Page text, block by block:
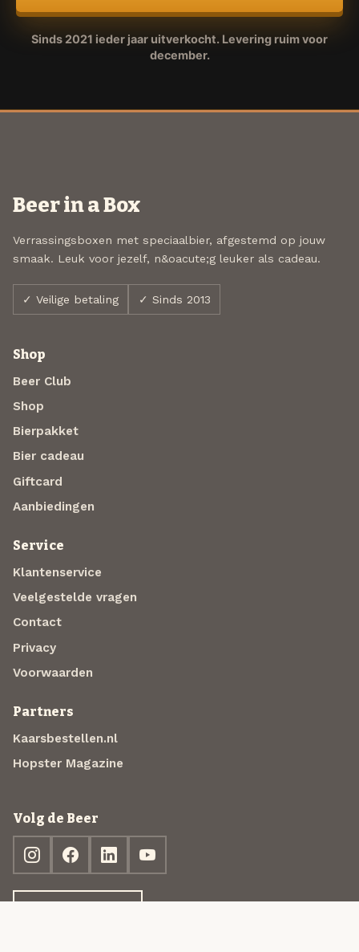
Sinds 2021 ieder jaar uitverkocht. Levering ruim voor
december.
Beer in a Box
Verrassingsboxen met speciaalbier, afgestemd op jouw
smaak. Leuk voor jezelf, n&oacute;g leuker als cadeau.
✓ Veilige betaling ✓ Sinds 2013
Shop
Beer Club
Shop
Bierpakket
Bier cadeau
Giftcard
Aanbiedingen
Service
Klantenservice
Veelgestelde vragen
Contact
Privacy
Voorwaarden
Partners
Kaarsbestellen.nl
Hopster Magazine
Volg de Beer